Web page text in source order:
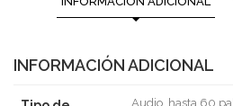
INFORMACIÓN ADICIONAL
Audio, hasta 60